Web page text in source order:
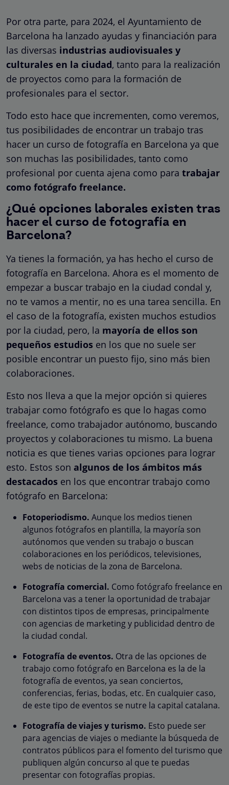
Por otra parte, para 2024, el Ayuntamiento de
Barcelona ha lanzado ayudas y financiación para
las diversas industrias audiovisuales y
culturales en la ciudad, tanto para la realización
de proyectos como para la formación de
profesionales para el sector.
Todo esto hace que incrementen, como veremos,
tus posibilidades de encontrar un trabajo tras
hacer un curso de fotografía en Barcelona ya que
son muchas las posibilidades, tanto como
profesional por cuenta ajena como para trabajar
como fotógrafo freelance.
¿Qué opciones laborales existen tras
hacer el curso de fotografía en
Barcelona?
Ya tienes la formación, ya has hecho el curso de
fotografía en Barcelona. Ahora es el momento de
empezar a buscar trabajo en la ciudad condal y,
no te vamos a mentir, no es una tarea sencilla. En
el caso de la fotografía, existen muchos estudios
por la ciudad, pero, la mayoría de ellos son
pequeños estudios en los que no suele ser
posible encontrar un puesto fijo, sino más bien
colaboraciones.
Esto nos lleva a que la mejor opción si quieres
trabajar como fotógrafo es que lo hagas como
freelance, como trabajador autónomo, buscando
proyectos y colaboraciones tu mismo. La buena
noticia es que tienes varias opciones para lograr
esto. Estos son algunos de los ámbitos más
destacados en los que encontrar trabajo como
fotógrafo en Barcelona:
Fotoperiodismo. Aunque los medios tienen
algunos fotógrafos en plantilla, la mayoría son
autónomos que venden su trabajo o buscan
colaboraciones en los periódicos, televisiones,
webs de noticias de la zona de Barcelona.
Fotografía comercial. Como fotógrafo freelance en
Barcelona vas a tener la oportunidad de trabajar
con distintos tipos de empresas, principalmente
con agencias de marketing y publicidad dentro de
la ciudad condal.
Fotografía de eventos. Otra de las opciones de
trabajo como fotógrafo en Barcelona es la de la
fotografía de eventos, ya sean conciertos,
conferencias, ferias, bodas, etc. En cualquier caso,
de este tipo de eventos se nutre la capital catalana.
Fotografía de viajes y turismo. Esto puede ser
para agencias de viajes o mediante la búsqueda de
contratos públicos para el fomento del turismo que
publiquen algún concurso al que te puedas
presentar con fotografías propias.